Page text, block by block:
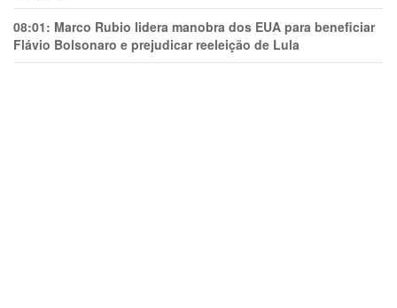
08:01: Marco Rubio lidera manobra dos EUA para beneficiar
Flávio Bolsonaro e prejudicar reeleição de Lula